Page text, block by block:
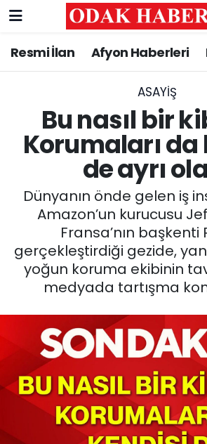
Resmi İlan Afyon Haberleri
ASAYİŞ
Bu nasıl bir
Korumaları
de ayrı
Dünyanın önde gelen iş
Amazon’un kurucusu
Fransa’nın başkenti
gerçekleştirdiği gezide,
yoğun koruma ekibinin
medyada tartışma
AFYONKARAHİSAR
ASAYİŞ
GÜNCEL
SİYASET
EĞİTİM
MAGAZİN
SPOR
11:11 MANŞET
Nöbetçi Eczaneler
Trafik Durumu
Süper Lig Puan Durumu ve
Tüm Manşetler
Son Dakika Haberleri
Haber Arşivi